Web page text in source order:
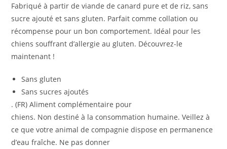
Fabriqué à partir de viande de canard pure et de riz, sans
sucre ajouté et sans gluten. Parfait comme collation ou
récompense pour un bon comportement. Idéal pour les
chiens souffrant d’allergie au gluten. Découvrez-le
maintenant !
Sans gluten
Sans sucres ajoutés
. (FR) Aliment complémentaire pour
chiens. Non destiné à la consommation humaine. Veillez à
ce que votre animal de compagnie dispose en permanence
d’eau fraîche. Ne pas donner